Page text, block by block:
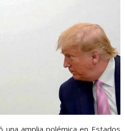
una amplia polémica en Estados